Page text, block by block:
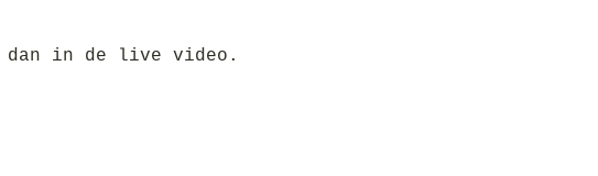
dan in de live video.